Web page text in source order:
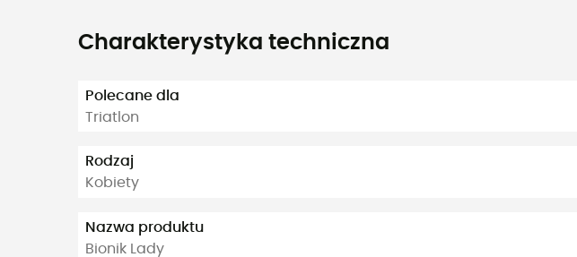
Charakterystyka techniczna
Polecane dla
Triatlon
Rodzaj
Kobiety
Nazwa produktu
Bionik Lady